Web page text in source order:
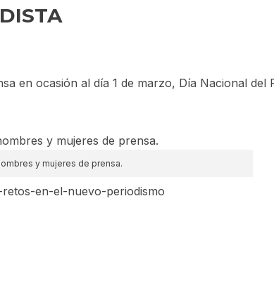
en ocasión al día 1 de marzo, Día Nacional del
y mujeres de prensa.
en-el-nuevo-periodismo